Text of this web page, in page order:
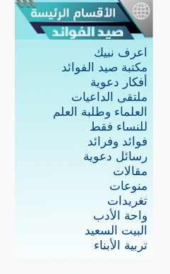
اعرف نبيك
مكتبة صيد الفوائد
أفكار دعوية
ملتقى الداعيات
العلماء وطلبة العلم
للنساء فقط
فوائد وفرائد
رسائل دعوية
مقالات
منوعات
تغريدات
واحة الأدب
البيت السعيد
تربية الأبناء